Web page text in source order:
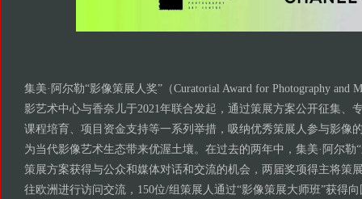
集美·阿尔勒“影像策展人奖”（Curatorial Award for Photography and
影艺术中心与香奈儿于2021年联合发起，通过策展方案公开征集、
课程培育、项目资金支持等一系列举措，吸纳优秀策展人参与影像
为当代影像艺术生态带来优渥土壤。在过去的两年中，集美·阿尔勒
策展方案获得与公众和媒体对话和交流的机会，两届奖项得主将策
往欧洲进行访问交流，150位/组策展人通过“影像策展大师班”获得